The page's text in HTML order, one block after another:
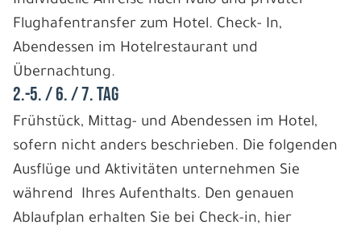
Flughafentransfer zum Hotel. Check- In,
Abendessen im Hotelrestaurant und
Übernachtung.
2.-5. / 6. / 7. TAG
Frühstück, Mittag- und Abendessen im Hotel,
sofern nicht anders beschrieben. Die folgenden
Ausflüge und Aktivitäten unternehmen Sie
während Ihres Aufenthalts. Den genauen
Ablaufplan erhalten Sie bei Check-in, hier